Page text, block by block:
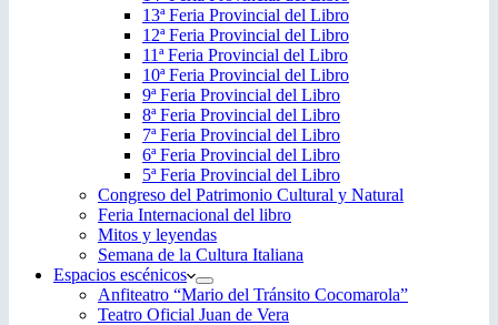
13ª Feria Provincial del Libro
12ª Feria Provincial del Libro
11ª Feria Provincial del Libro
10ª Feria Provincial del Libro
9ª Feria Provincial del Libro
8ª Feria Provincial del Libro
7ª Feria Provincial del Libro
6ª Feria Provincial del Libro
5ª Feria Provincial del Libro
Congreso del Patrimonio Cultural y Natural
Feria Internacional del libro
Mitos y leyendas
Semana de la Cultura Italiana
Espacios escénicos
Anfiteatro “Mario del Tránsito Cocomarola”
Teatro Oficial Juan de Vera